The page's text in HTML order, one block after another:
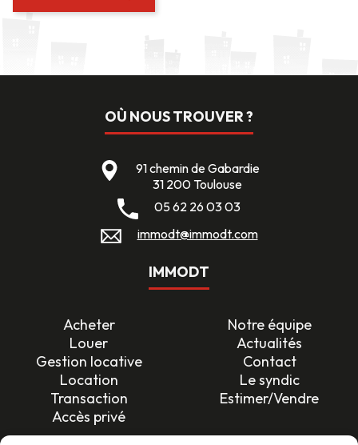
OÙ NOUS TROUVER ?
91 chemin de Gabardie
31 200 Toulouse
05 62 26 03 03
immodt@immodt.com
IMMODT
Acheter
Notre équipe
Louer
Actualités
Gestion locative
Contact
Location
Le syndic
Transaction
Estimer/Vendre
Accès privé